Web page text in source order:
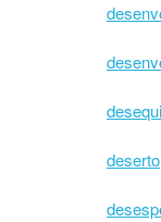
deserto